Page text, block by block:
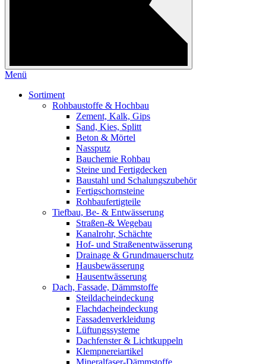
Menü
Sortiment
Rohbaustoffe & Hochbau
Zement, Kalk, Gips
Sand, Kies, Splitt
Beton & Mörtel
Nassputz
Bauchemie Rohbau
Steine und Fertigdecken
Baustahl und Schalungszubehör
Fertigschornsteine
Rohbaufertigteile
Tiefbau, Be- & Entwässerung
Straßen-& Wegebau
Kanalrohr, Schächte
Hof- und Straßenentwässerung
Drainage & Grundmauerschutz
Hausbewässerung
Hausentwässerung
Dach, Fassade, Dämmstoffe
Steildacheindeckung
Flachdacheindeckung
Fassadenverkleidung
Lüftungssysteme
Dachfenster & Lichtkuppeln
Klempnereiartikel
Mineralfaser-Dämmstoffe